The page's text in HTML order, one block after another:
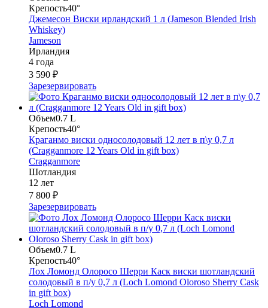
Крепость40°
Джемесон Виски ирландский 1 л (Jameson Blended Irish
Whiskey)
Jameson
Ирландия
4 года
3 590 ₽
Зарезервировать
Объем0.7 L
Крепость40°
Краганмо виски односолодовый 12 лет в п\у 0,7 л
(Cragganmore 12 Years Old in gift box)
Cragganmore
Шотландия
12 лет
7 800 ₽
Зарезервировать
Объем0.7 L
Крепость40°
Лох Ломонд Олоросо Шерри Каск виски шотландский
солодовый в п/у 0,7 л (Loch Lomond Oloroso Sherry Cask
in gift box)
Loch Lomond